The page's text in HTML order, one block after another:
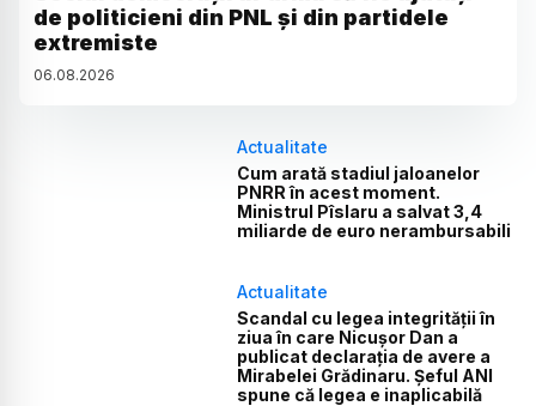
de politicieni din PNL și din partidele
extremiste
06.08.2026
Actualitate
Cum arată stadiul jaloanelor
PNRR în acest moment.
Ministrul Pîslaru a salvat 3,4
miliarde de euro nerambursabili
Actualitate
Scandal cu legea integrității în
ziua în care Nicușor Dan a
publicat declarația de avere a
Mirabelei Grădinaru. Șeful ANI
spune că legea e inaplicabilă